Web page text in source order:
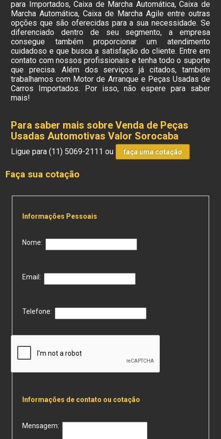
para Importados, Caixa de Marcha Automática, Caixa de
Marcha Automática, Caixa de Marcha Agile entre outras
opções que são oferecidas para a sua necessidade. Se
diferenciado dentro de seu segmento, a empresa
consegue também proporcionar um atendimento
cuidadoso e que busca a satisfação do cliente. Entre em
contato com nossos profissionais e tenha todo o suporte
que precisa. Além dos serviços já citados, também
trabalhamos com Motor de Arranque e Peças Usadas de
Carros Importados. Por isso, não espere para saber
mais!
Para saber mais sobre Venda de Peças
Usadas Automotivas Valor Sorocaba
Ligue para(11) 5069-2111 ou faça uma cotação
Faça sua cotação
Informações Pessoais
Nome:
Email:
Telefone:
Informações de contato ou cotação
Mensagem: